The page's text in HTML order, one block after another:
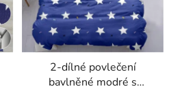
2-dílné povlečení
bavlněné modré s